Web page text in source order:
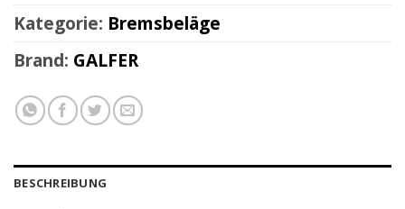
Kategorie: Bremsbeläge
Brand: GALFER
BESCHREIBUNG